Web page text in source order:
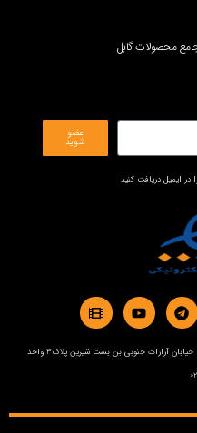
جامع محصولات گابل
عضو
شوید
ایمیل دریافت کنید
آدرس : میدان ونک خیابان خدامی بعد از پل کردستان انتهای خیابان آرارات جنوبی بن بست شیرین پلاک3 واحد